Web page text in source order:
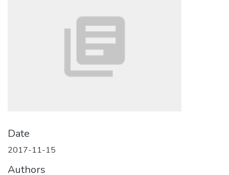
Date
2017-11-15
Authors